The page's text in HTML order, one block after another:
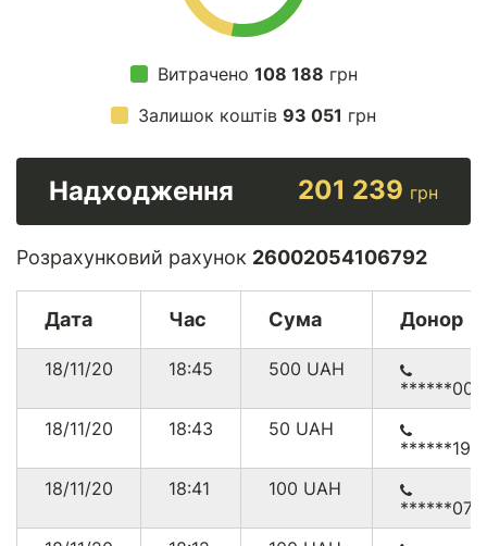
Витрачено 108 188 грн
Залишок коштів 93 051 грн
Надходження 201 239 грн
Розрахунковий рахунок 26002054106792
Дата Час Сума Донор
18/11/20 18:45 500 UAH
18/11/20
18:43 50 UAH
******1971
18/11/20
18:41 100 UAH